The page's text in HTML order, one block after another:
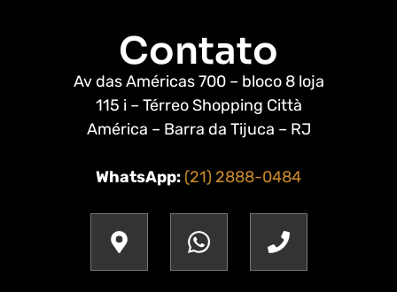
Contato
Av das Américas 700 – bloco 8 loja
115 i – Térreo Shopping Città
América – Barra da Tijuca – RJ
WhatsApp: (21) 2888-0484